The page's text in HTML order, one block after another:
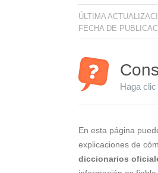
ÚLTIMA
FECHA DE
Haga
En esta página
explicaciones de
diccionarios